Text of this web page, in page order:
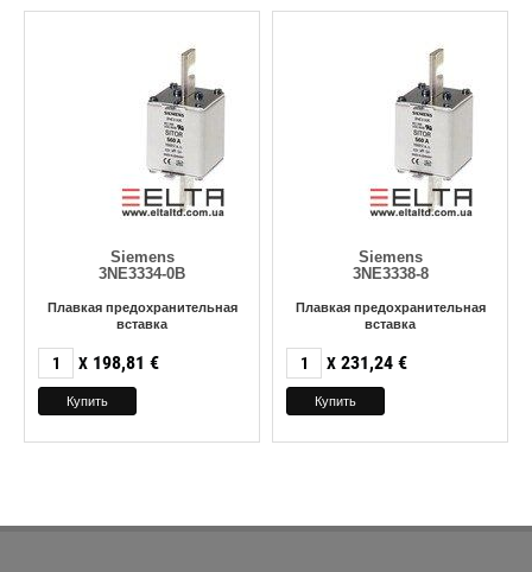
Siemens
3NE3334-0B
Плавкая предохранительная
вставка
X 198,81 €
Siemens
3NE3338-8
Плавкая предохранительная
вставка
X 231,24 €